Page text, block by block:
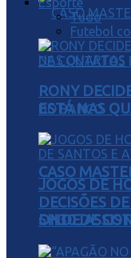
CASO
5H30 DE
Tudo
Futebol
RONY
ESTÁ NAS
JOGOS DE
DECISÕES
ONDE